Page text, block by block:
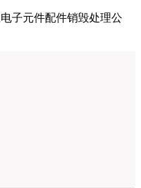
子元件配件销毁处理公